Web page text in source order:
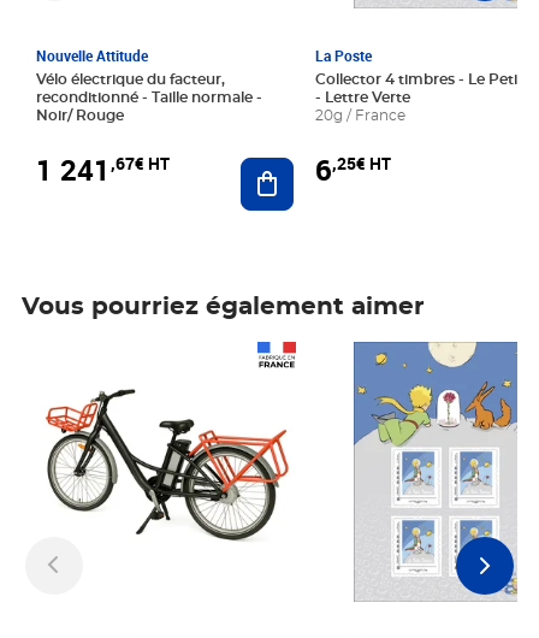
Nouvelle Attitude
Vélo électrique du facteur,
reconditionné - Taille normale -
Noir/ Rouge
1 241 ,67€ HT Ajouter au panier
La Poste
Collector 4 timbres - Le Petit
- Lettre Verte
20g / France
6,25€ HT
Vous pourriez également aimer
Prix 6,25€ HT